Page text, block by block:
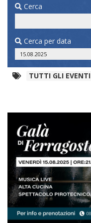
Cerca
Cerca per data
TUTTI GLI EVENTI